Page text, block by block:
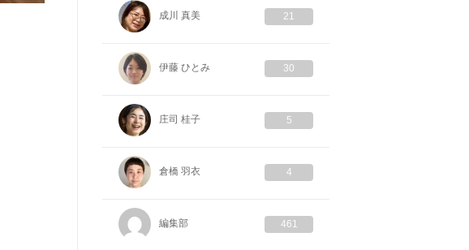
成川 真美 21
伊藤 ひとみ 30
庄司 桂子 5
倉橋 羽衣 4
編集部 461